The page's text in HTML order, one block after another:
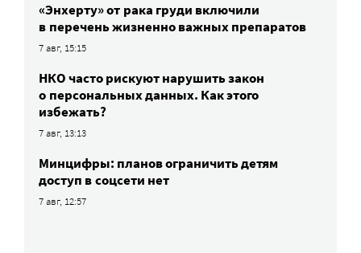
«Энхерту» от рака груди включили
в перечень жизненно важных препаратов
7 авг, 15:15
НКО часто рискуют нарушить закон
о персональных данных. Как этого
избежать?
7 авг, 13:13
Минцифры: планов ограничить детям
доступ в соцсети нет
7 авг, 12:57